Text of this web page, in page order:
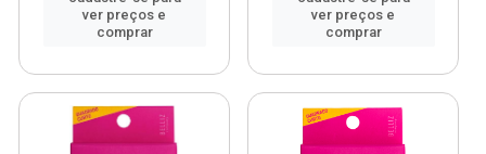
ver preços e
comprar
ver preços e
comprar